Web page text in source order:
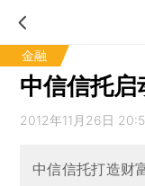
金融
中信信托启
2012年11月26日
中信信托打造财